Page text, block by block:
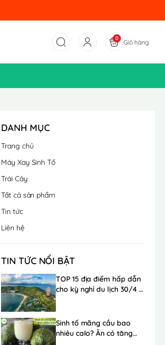
0
Giỏ hàng
DANH MỤC
Trang chủ
Máy Xay Sinh Tố
Trái Cây
Tất cả sản phẩm
Tin tức
Liên hệ
TIN TỨC NỔI BẬT
TOP 15 địa điểm hấp dẫn
cho kỳ nghỉ du lịch 30/4 -
Sinh tố mãng cầu bao
nhiêu calo? Ăn có tăng